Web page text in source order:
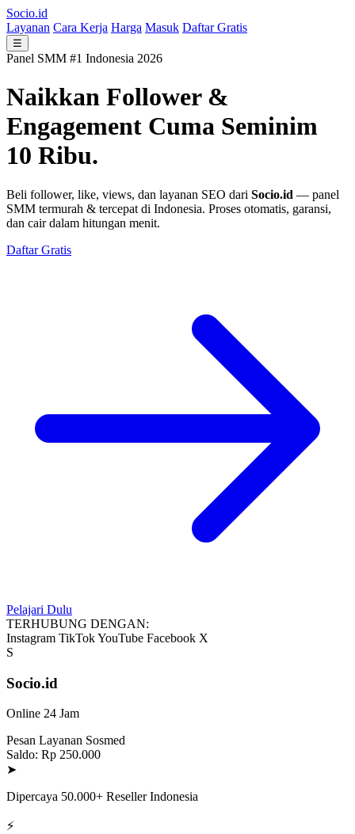
Socio.id
Layanan Cara Kerja Harga Masuk Daftar Gratis
☰
Panel SMM #1 Indonesia 2026
Naikkan Follower &
Engagement Cuma Seminim
10 Ribu.
Beli follower, like, views, dan layanan SEO dari Socio.id — panel
SMM termurah & tercepat di Indonesia. Proses otomatis, garansi,
dan cair dalam hitungan menit.
Daftar Gratis
Pelajari Dulu
TERHUBUNG DENGAN:
Instagram TikTokYouTube Facebook X
S
Socio.id
Online 24 Jam
Pesan Layanan Sosmed
Saldo: Rp 250.000
➤
Dipercaya 50.000+ Reseller Indonesia
⚡